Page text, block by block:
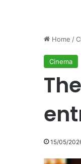
Home /
Cinema
15/05/